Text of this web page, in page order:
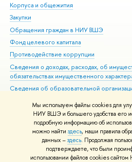
Мы используем файлы cookies для
НИУ ВШЭ и большего удобства его
подробную информацию об
можно найти здесь, наши правила
данных –здесь. Продолжая
подтверждаете, что были
использовании файлов cookies
Корпуса и общежития
Закупки
Обращения граждан в НИУ ВШЭ
Фонд целевого капитала
Противодействие коррупции
Сведения о доходах, расходах, об
обязательствах имущественного
Сведения об образовательной
Людям с ограниченными возможностями
Единая платежная страница
Работа в Вышке
© НИУ ВШЭ 1993–2026 Адреса и контакты